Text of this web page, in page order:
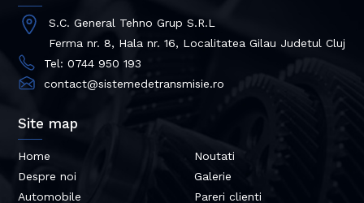
Site map
Home
Despre noi
Automobile
Noutati
Galerie
Pareri clienti
S.C. General Tehno Grup S.R.L
Ferma nr. 8, Hala nr. 16, Localitatea Gilau Judetul Cluj
Tel: 0744 950 193
contact@sistemedetransmisie.ro